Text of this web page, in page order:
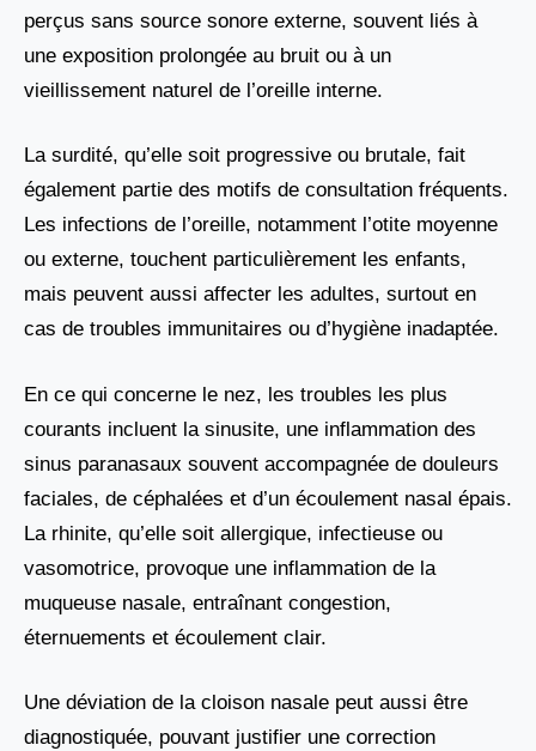
perçus sans source sonore externe, souvent liés à
une exposition prolongée au bruit ou à un
vieillissement naturel de l’oreille interne.
La surdité, qu’elle soit progressive ou brutale, fait
également partie des motifs de consultation fréquents.
Les infections de l’oreille, notamment l’otite moyenne
ou externe, touchent particulièrement les enfants,
mais peuvent aussi affecter les adultes, surtout en
cas de troubles immunitaires ou d’hygiène inadaptée.
En ce qui concerne le nez, les troubles les plus
courants incluent la sinusite, une inflammation des
sinus paranasaux souvent accompagnée de douleurs
faciales, de céphalées et d’un écoulement nasal épais.
La rhinite, qu’elle soit allergique, infectieuse ou
vasomotrice, provoque une inflammation de la
muqueuse nasale, entraînant congestion,
éternuements et écoulement clair.
Une déviation de la cloison nasale peut aussi être
diagnostiquée, pouvant justifier une correction